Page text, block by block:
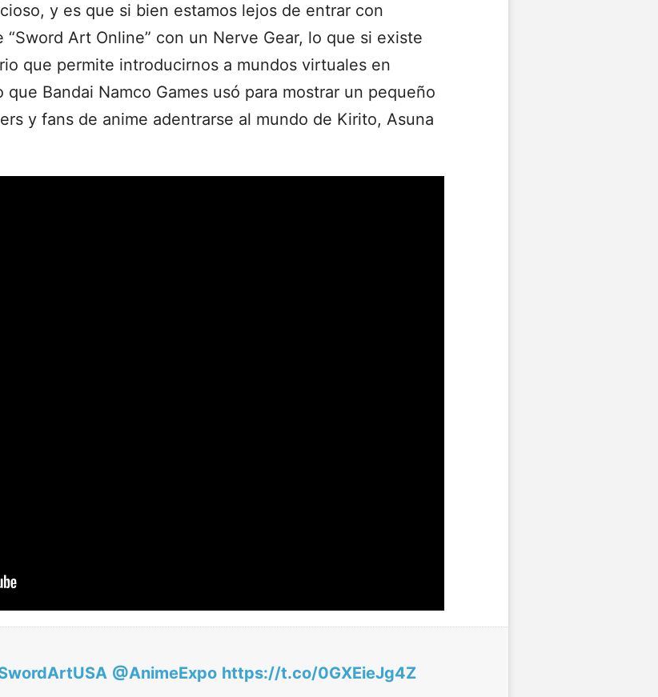
y es que si bien estamos lejos de entrar con
Art Online” con un Nerve Gear, lo que si existe
que permite introducirnos a mundos virtuales en
Bandai Namco Games usó para mostrar un pequeño
y fans de anime adentrarse al mundo de Kirito, Asuna
@AnimeExpo https://t.co/0GXEieJg4Z